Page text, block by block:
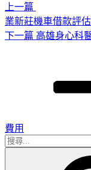
上一篇
業新莊機車借款評
下
下一篇 高雄身心科
費用
搜